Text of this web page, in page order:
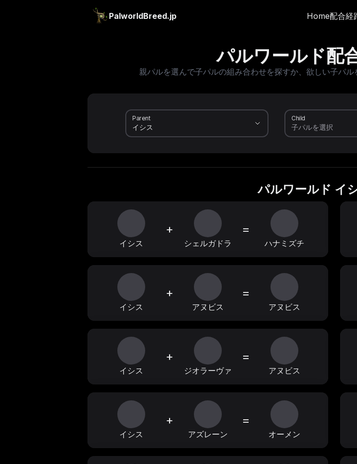
PalworldBreed.jp Home配合経
パルワールド配
親パルを選んで子パルの組み合わせを探すか、欲しい子パ
Parent Child
パルワールド イ
イシス
+
シェルガドラ
=
ハナミズチ
イシス
+
アヌビス
=
アヌビス
イシス
+
ジオラーヴァ
=
アヌビス
イシス
+
アズレーン
=
オーメン